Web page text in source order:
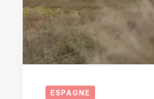
ESPAGNE